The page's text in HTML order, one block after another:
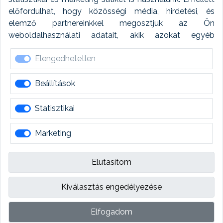
előfordulhat, hogy közösségi média, hirdetési, és
elemző partnereinkkel megosztjuk az Ön
weboldalhasználati adatait, akik azokat egyéb
forrásokból gyűjtött adatokkal kombinálhatják. A sütik
elfogadásával kapcsolatosan naplózást végzünk és
ezen adatokat 6 hónap után automatikusan töröljük. A
naplózás célja, hogy megfeleljünk a jogszabályi
követelményeknek.
Elengedhetetlen
Beállítások
Statisztikai
Marketing
Elutasítom
Kiválasztás engedélyezése
Elfogadom
Feladatütemezés
Több mint szoftver
AUTOREG Ügyviteli Rendszer © 2021-2025
Oldaltérkép
ÁSZF Adatkezelés